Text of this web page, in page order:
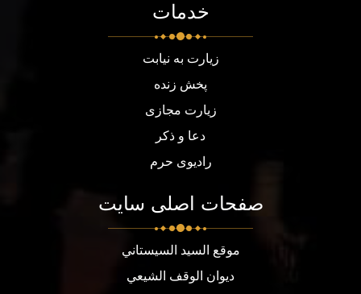
خدمات
زیارت به نیابت
پخش زنده
زیارت مجازی
دعا و ذکر
رادیوی حرم
صفحات اصلی سایت
موقع السيد السيستاني
ديوان الوقف الشيعي